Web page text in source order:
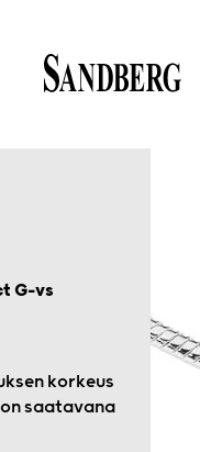
G-vs
korkeus
on saatavana